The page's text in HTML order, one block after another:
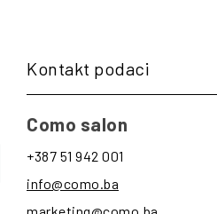
Kontakt podaci
Como salon
+387 51 942 001
info@como.ba
marketing@como.ba